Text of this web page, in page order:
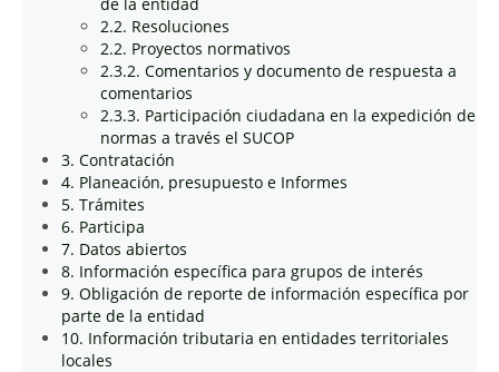
2.2. Resoluciones
2.2. Proyectos normativos
2.3.2. Comentarios y documento de respuesta a
comentarios
2.3.3. Participación ciudadana en la expedición de
normas a través el SUCOP
3. Contratación
4. Planeación, presupuesto e Informes
5. Trámites
6. Participa
7. Datos abiertos
8. Información específica para grupos de interés
9. Obligación de reporte de información específica por
parte de la entidad
10. Información tributaria en entidades territoriales
locales